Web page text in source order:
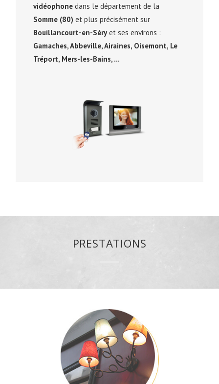
vidéophone dans le département de la
Somme (80) et plus précisément sur
Bouillancourt-en-Séryet ses environs :
Gamaches, Abbeville, Airaines, Oisemont, Le
Tréport, Mers-les-Bains, …
PRESTATIONS